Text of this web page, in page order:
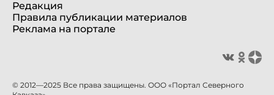
Редакция
Правила публикации материалов
Реклама на портале
© 2012—2025 Все права защищены. ООО «Портал Северного